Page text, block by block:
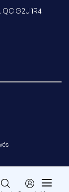
G2J 1R4